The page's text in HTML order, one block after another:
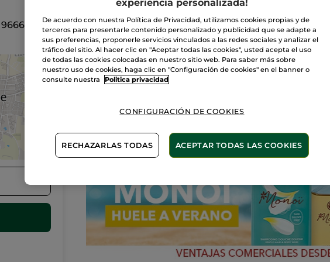
966665051
Vegetal.Cuidado facial, corporal, depilación…Pide una cita
online o por teléfono.
VER TRATAMIENTOS DE LA TIENDA
experiencia personalizada!
De acuerdo con nuestra Política de Privacidad, utilizamos cookies propias y de
terceros para presentarle contenido personalizado y publicidad que se adapte a
sus preferencias, proponerle servicios vinculados a las redes sociales y analizar el
tráfico del sitio. Al hacer clic en "Aceptar todas las cookies", usted acepta el uso
de todas las cookies colocadas en nuestro sitio web. Para saber más sobre
nuestro uso de cookies, haga clic en "Configuración de cookies" en el banner o
consulte nuestra
Politica privacidad
CONFIGURACIÓN DE COOKIES
RECHAZARLAS TODAS ACEPTAR TODAS LAS COOKIES